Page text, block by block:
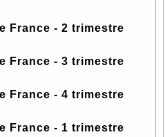
France - 2 trimestre
France - 3 trimestre
France - 4 trimestre
France - 1 trimestre